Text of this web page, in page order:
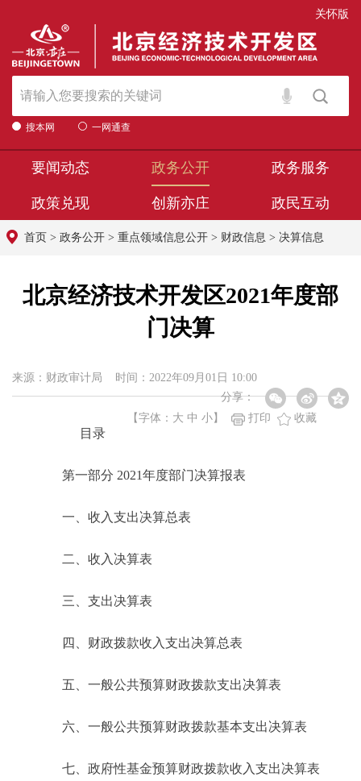
关怀版
搜本网 一网通查
要闻动态 政务公开 政务服务
政策兑现 创新亦庄 政民互动
首页 > 政务公开 > 重点领域信息公开 > 财政信息 > 决算信息
北京经济技术开发区2021年度部
门决算
来源：财政审计局 时间：2022年09月01日 10:00
分享：
【字体： 大 中 小 】 打印 收藏
目录
第一部分 2021年度部门决算报表
一、收入支出决算总表
二、收入决算表
三、支出决算表
四、财政拨款收入支出决算总表
五、一般公共预算财政拨款支出决算表
六、一般公共预算财政拨款基本支出决算表
七、政府性基金预算财政拨款收入支出决算表